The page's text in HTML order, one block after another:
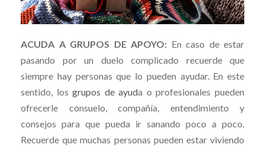
ACUDA A GRUPOS DE APOYO: En caso de estar
pasando por un duelo complicado recuerde que
siempre hay personas que lo pueden ayudar. En este
sentido, losgrupos de ayuda o profesionales pueden
ofrecerle consuelo, compañía, entendimiento y
consejos para que pueda ir sanando poco a poco.
Recuerde que muchas personas pueden estar viviendo